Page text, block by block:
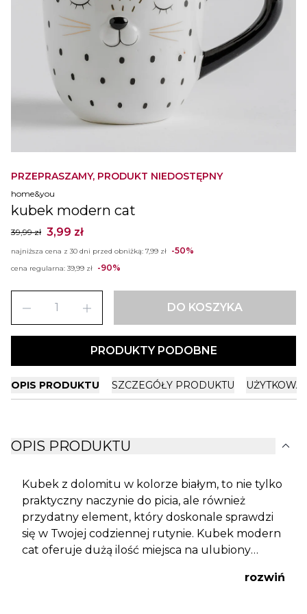
PRZEPRASZAMY, PRODUKT NIEDOSTĘPNY
home&you
kubek modern cat
39,99 zł 3,99 zł
najniższa cena z 30 dni przed obniżką: 7,99 zł -50%
cena regularna: 39,99 zł -90%
remove add DO KOSZYKA
PRODUKTY PODOBNE
OPIS PRODUKTU SZCZEGÓŁY PRODUKTU
OPIS PRODUKTU expand_more
Kubek z dolomitu w kolorze białym, to nie tylko
praktyczny naczynie do picia, ale również
przydatny element, który doskonale sprawdzi
się w Twojej codziennej rutynie. Kubek modern
cat oferuje dużą ilość miejsca na ulubiony
satysfakcjonującą konsumpcję. Wykonany zrozwiń